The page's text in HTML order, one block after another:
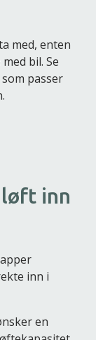
med, enten
bil. Se
passer
løft inn
inn i
en